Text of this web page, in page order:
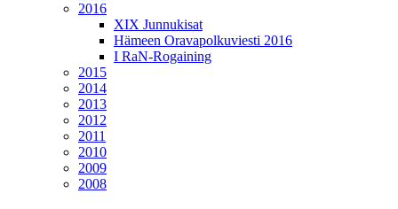
2016
XIX Junnukisat
Hämeen Oravapolkuviesti 2016
I RaN-Rogaining
2015
2014
2013
2012
2011
2010
2009
2008